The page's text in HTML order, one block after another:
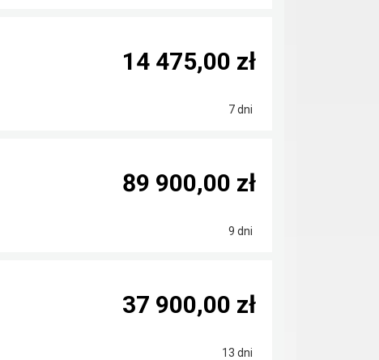
7 dni
14 475,00 zł
9 dni
89 900,00 zł
13 dni
37 900,00 zł